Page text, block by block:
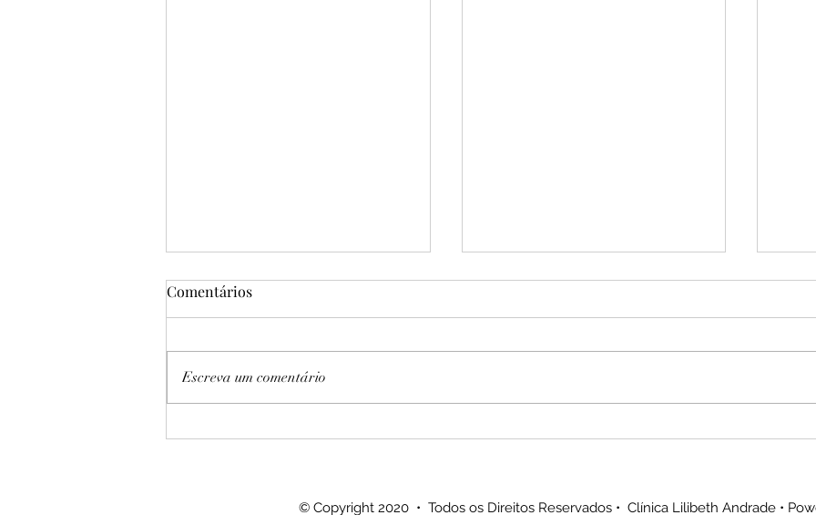
Facetas de alta estética
Facetas de alta estética
Comentários
Escreva um comentário
© Copyright 2020 • Todos os Direitos Reservados • Clínica Lilibeth Andrade •